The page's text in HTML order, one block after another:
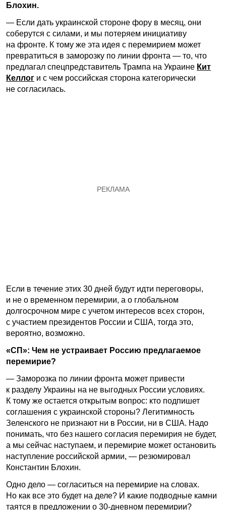
Блохин.
— Если дать украинской стороне фору в месяц, они
соберутся с силами, и мы потеряем инициативу
на фронте. К тому же эта идея с перемирием может
превратиться в заморозку по линии фронта — то, что
предлагал спецпредставитель Трампа на Украине Кит
Келлог и с чем российская сторона категорически
не согласилась.
Если в течение этих 30 дней будут идти переговоры,
и не о временном перемирии, а о глобальном
долгосрочном мире с учетом интересов всех сторон,
с участием президентов России и США, тогда это,
вероятно, возможно.
«СП»: Чем не устраивает Россию предлагаемое
перемирие?
— Заморозка по линии фронта может привести
к разделу Украины на не выгодных России условиях.
К тому же остается открытым вопрос: кто подпишет
соглашения с украинской стороны? Легитимность
Зеленского не признают ни в России, ни в США. Надо
понимать, что без нашего согласия перемирия не будет,
а мы сейчас наступаем, и перемирие может остановить
наступление российской армии, — резюмировал
Константин Блохин.
Одно дело — согласиться на перемирие на словах.
Но как все это будет на деле? И какие подводные камни
таятся в предложении о 30-дневном перемирии?